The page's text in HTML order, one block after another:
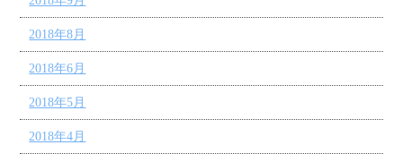
2018年8月
2018年6月
2018年5月
2018年4月